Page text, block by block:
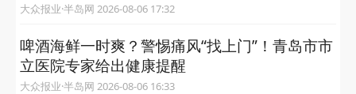
大众报业·半岛网 2026-08-06 17:32
啤酒海鲜一时爽？警惕痛风“找上门”！青岛市市
立医院专家给出健康提醒
大众报业·半岛网 2026-08-06 16:33